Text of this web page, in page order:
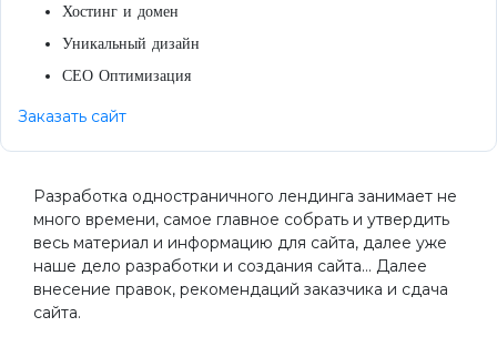
Хостинг и домен
Уникальный дизайн
СЕО Оптимизация
Заказать сайт
Разработка одностраничного лендинга занимает не
много времени, самое главное собрать и утвердить
весь материал и информацию для сайта, далее уже
наше дело разработки и создания сайта... Далее
внесение правок, рекомендаций заказчика и сдача
сайта.